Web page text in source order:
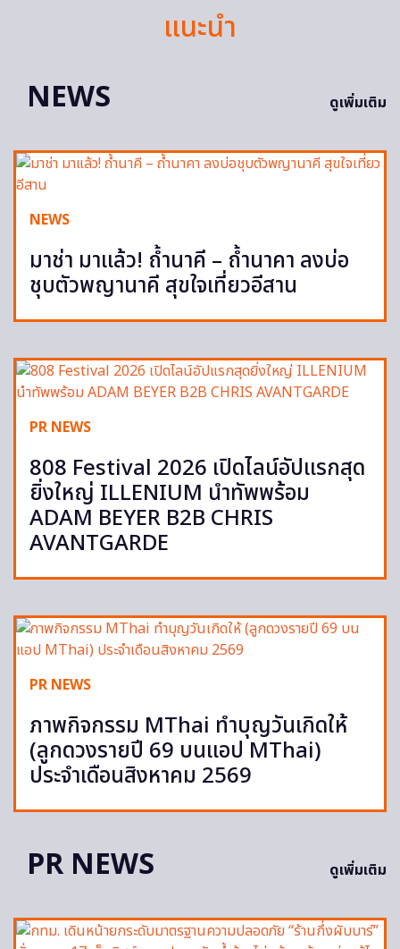
แนะนำ
NEWS
ดูเพิ่มเติม
NEWS
มาช่า มาแล้ว! ถ้ำนาคี – ถ้ำนาคา ลงบ่อ
ชุบตัวพญานาคี สุขใจเที่ยวอีสาน
PR NEWS
808 Festival 2026 เปิดไลน์อัปแรกสุด
ยิ่งใหญ่ ILLENIUM นำทัพพร้อม
ADAM BEYER B2B CHRIS
AVANTGARDE
PR NEWS
ภาพกิจกรรม MThai ทำบุญวันเกิดให้
(ลูกดวงรายปี 69 บนแอป MThai)
ประจำเดือนสิงหาคม 2569
PR NEWS ดูเพิ่มเติม